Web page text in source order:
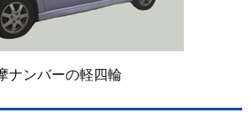
ナンバーの軽四輪